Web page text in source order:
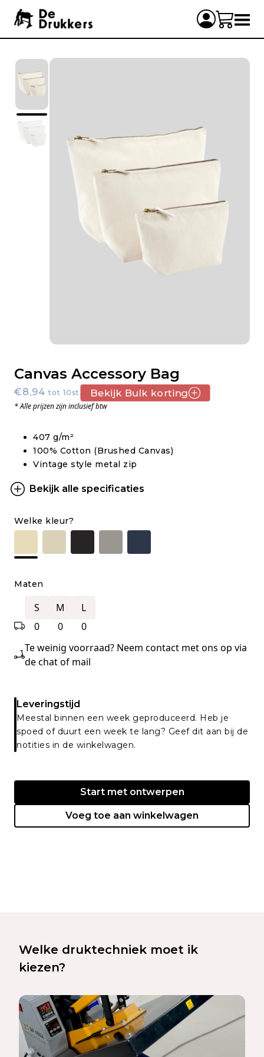
Canvas Accessory Bag
€8,94tot 10st. Bekijk Bulk korting
* Alle prijzen zijn inclusief btw
407 g/m²
100% Cotton (Brushed Canvas)
Vintage style metal zip
Bekijk alle specificaties
Welke kleur?
Maten
S
0
M
0
L
0
Te weinig voorraad? Neem contact met ons op via
de chat of mail
Leveringstijd
Meestal binnen een week geproduceerd. Heb je
spoed of duurt een week te lang? Geef dit aan bij de
notities in de winkelwagen.
Start met ontwerpen
Voeg toe aan winkelwagen
Welke druktechniek moet ik
kiezen?